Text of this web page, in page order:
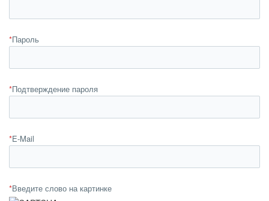
*Пароль
*Подтверждение пароля
*E-Mail
*Введите слово на картинке